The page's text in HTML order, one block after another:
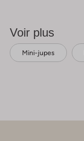
Voir plus
Mini-jupes